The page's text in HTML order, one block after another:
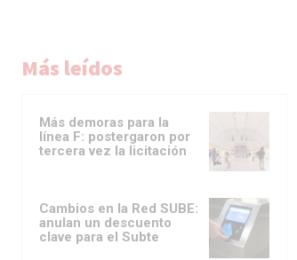
Más leídos
Más demoras para la
línea F: postergaron por
tercera vez la licitación
Cambios en la Red SUBE:
anulan un descuento
clave para el Subte